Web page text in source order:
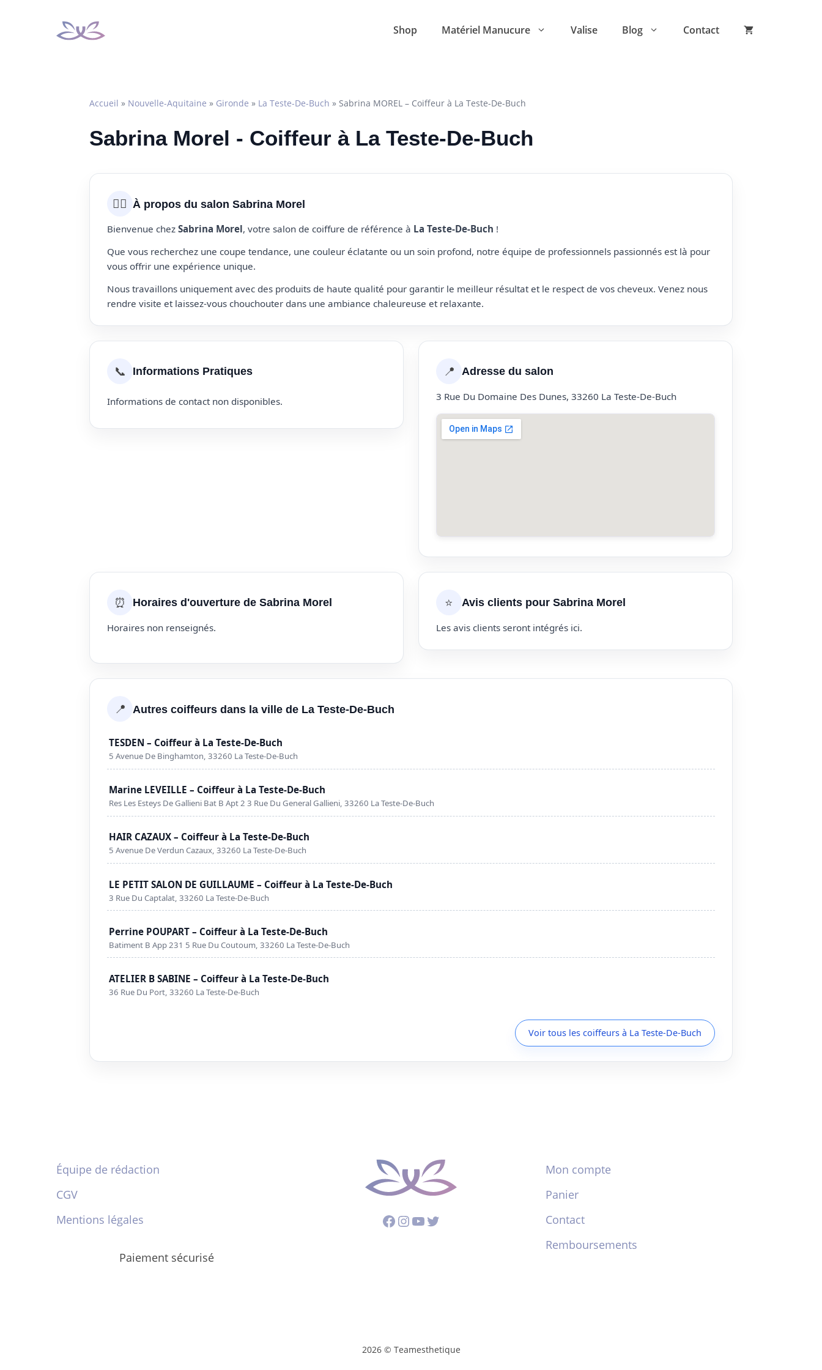
Shop Matériel Manucure Valise Blog Contact
Accueil » Nouvelle-Aquitaine » Gironde » La Teste-De-Buch » Sabrina MOREL – Coiffeur à La Teste-De-Buch
Sabrina Morel - Coiffeur à La Teste-De-Buch
💇‍♀️ À propos du salon Sabrina Morel
Bienvenue chez Sabrina Morel, votre salon de coiffure de référence à La Teste-De-Buch !
Que vous recherchez une coupe tendance, une couleur éclatante ou un soin profond, notre équipe de professionnels passionnés est là pour
vous offrir une expérience unique.
Nous travaillons uniquement avec des produits de haute qualité pour garantir le meilleur résultat et le respect de vos cheveux. Venez nous
rendre visite et laissez-vous chouchouter dans une ambiance chaleureuse et relaxante.
📞 Informations Pratiques
Informations de contact non disponibles.
📍 Adresse du salon
3 Rue Du Domaine Des Dunes, 33260 La Teste-De-Buch
⏰ Horaires d'ouverture de Sabrina Morel
Horaires non renseignés.
⭐ Avis clients pour Sabrina Morel
Les avis clients seront intégrés ici.
📍 Autres coiffeurs dans la ville de La Teste-De-Buch
TESDEN – Coiffeur à La Teste-De-Buch
5 Avenue De Binghamton, 33260 La Teste-De-Buch
Marine LEVEILLE – Coiffeur à La Teste-De-Buch
Res Les Esteys De Gallieni Bat B Apt 2 3 Rue Du General Gallieni, 33260 La Teste-De-Buch
HAIR CAZAUX – Coiffeur à La Teste-De-Buch
5 Avenue De Verdun Cazaux, 33260 La Teste-De-Buch
LE PETIT SALON DE GUILLAUME – Coiffeur à La Teste-De-Buch
3 Rue Du Captalat, 33260 La Teste-De-Buch
Perrine POUPART – Coiffeur à La Teste-De-Buch
Batiment B App 231 5 Rue Du Coutoum, 33260 La Teste-De-Buch
ATELIER B SABINE – Coiffeur à La Teste-De-Buch
36 Rue Du Port, 33260 La Teste-De-Buch
Voir tous les coiffeurs à La Teste-De-Buch
Équipe de rédaction
CGV
Mentions légales
Paiement sécurisé
Facebook
Instagram
YouTube
Twitter
Mon compte
Panier
Contact
Remboursements
2026 © Teamesthetique